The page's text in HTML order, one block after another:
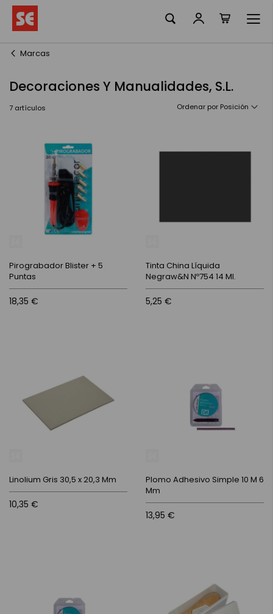
contenido
Marcas
Decoraciones Y Manualidades, S.L.
7 artículos Ordenar por
Pirograbador Blister + 5
Puntas
18,35 €
Tinta China Líquida
Negraw&N Nº754 14 Ml.
5,25 €
Linolium Gris 30,5 x 20,3 Mm
10,35 €
Plomo Adhesivo Simple 10 M 6
Mm
13,95 €